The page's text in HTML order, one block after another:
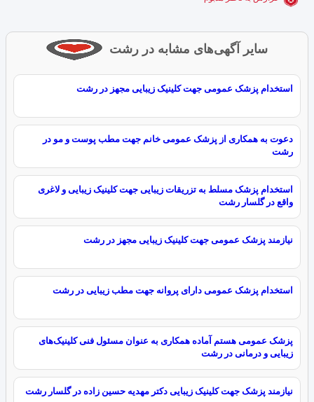
سایر آگهی‌های مشابه در رشت
استخدام پزشک عمومی جهت کلینیک زیبایی مجهز در رشت
دعوت به همکاری از پزشک عمومی خانم‌ جهت مطب پوست و مو در
رشت
استخدام پزشک مسلط به تزریقات زیبایی جهت کلینیک زیبایی و لاغری
واقع در گلسار رشت
نیازمند پزشک عمومی جهت کلینیک زیبایی مجهز در رشت
استخدام پزشک عمومی دارای پروانه جهت مطب زیبایی در رشت
پزشک عمومی هستم آماده همکاری به عنوان مسئول فنی کلینیک‌های
زیبایی و درمانی در رشت
نیازمند پزشک جهت کلینیک زیبایی دکتر مهدیه حسین زاده در گلسار رشت